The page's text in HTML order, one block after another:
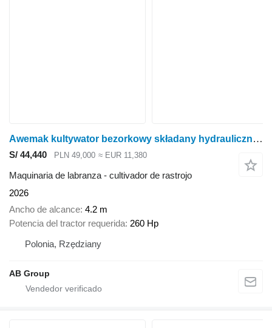
Awemak kultywator bezorkowy składany hydraulicznie Matador M42 4,2 m
S/ 44,440 PLN 49,000 ≈ EUR 11,380
Maquinaria de labranza - cultivador de rastrojo
2026
Ancho de alcance 4.2 m
Potencia del tractor requerida 260 Hp
Polonia, Rzędziany
AB Group